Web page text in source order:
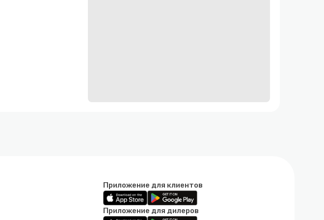
Приложение для клиентов
Приложение для дилеров